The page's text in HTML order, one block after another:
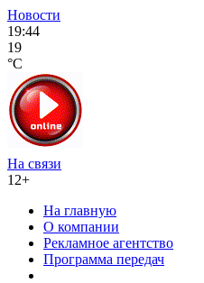
Новости
19:44
19
°C
На связи
12+
На главную
О компании
Рекламное агентство
Программа передач